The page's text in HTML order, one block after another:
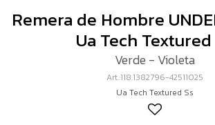
Remera de Hombre
Ua Tech Textured
Verde - Violeta
118.1382796-42511025
Ua Tech Textured Ss